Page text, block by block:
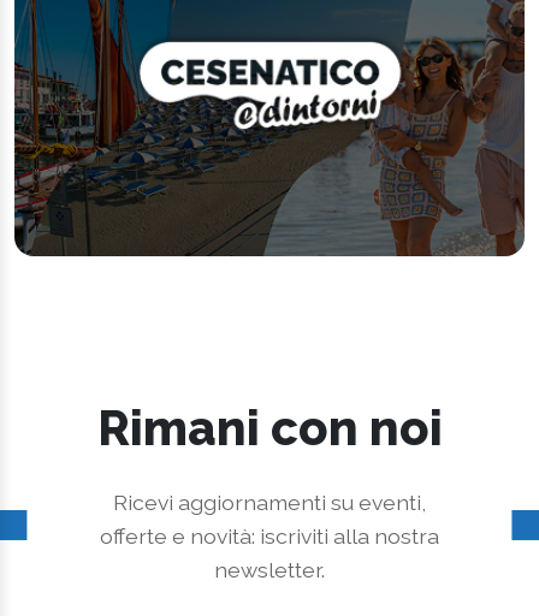
Rimani con noi
Ricevi aggiornamenti su eventi,
offerte e novità: iscriviti alla nostra
newsletter.